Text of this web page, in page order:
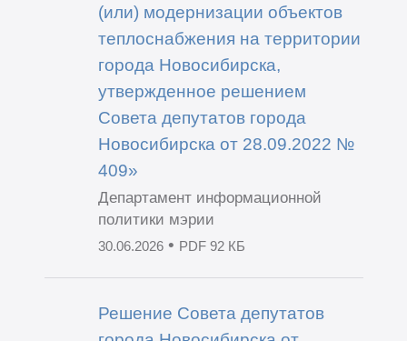
(или) модернизации объектов
теплоснабжения на территории
города Новосибирска,
утвержденное решением
Совета депутатов города
Новосибирска от 28.09.2022 №
409»
Департамент информационной
политики мэрии
30.06.2026• PDF 92 КБ
Решение Совета депутатов